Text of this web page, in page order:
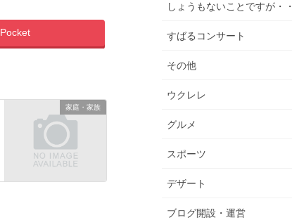
Pocket
家庭・家族
しょうもないことですが・・
すばるコンサート
その他
ウクレレ
グルメ
スポーツ
デザート
ブログ開設・運営